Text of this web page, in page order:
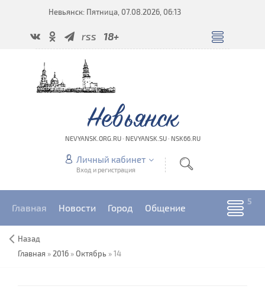
Невьянск: Пятница, 07.08.2026, 06:13
rss 18+
Невьянск
NEVYANSK.ORG.RU · NEVYANSK.SU · NSK66.RU
Личный кабинет
Вход и регистрация
Главная Новости Город Общение
Назад
Главная » 2016 »Октябрь »14